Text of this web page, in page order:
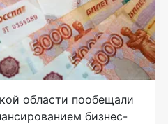
области пообещали
бизнес-